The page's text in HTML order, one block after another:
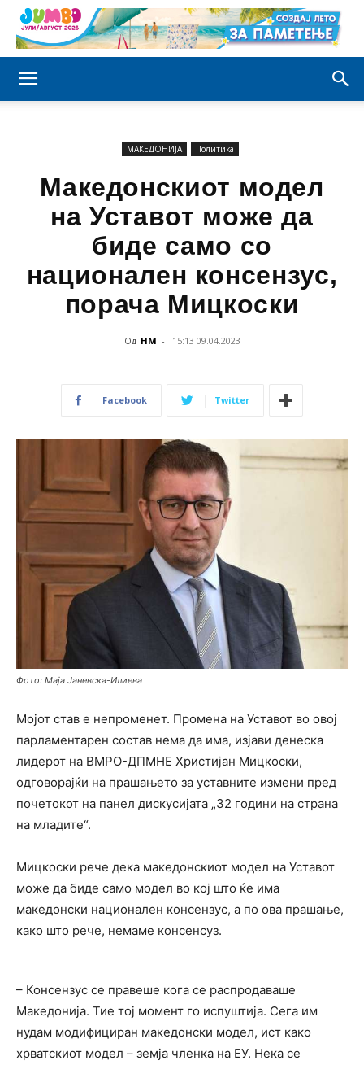
МАКЕДОНИЈА Политика
Македонскиот модел
на Уставот може да
биде само со
национален консензус,
порача Мицкоски
Од НМ - 15:13 09.04.2023
Facebook Twitter
Фото: Маја Јаневска-Илиева
Мојот став е непроменет. Промена на Уставот во овој
парламентарен состав нема да има, изјави денеска
лидерот на ВМРО-ДПМНЕ Христијан Мицкоски,
одговорајќи на прашањето за уставните измени пред
почетокот на панел дискусијата „32 години на страна
на младите“.
Мицкоски рече дека македонскиот модел на Уставот
може да биде само модел во кој што ќе има
македонски национален консензус, а по ова прашање,
како што рече, немаме консенсуз.
– Консензус се правеше кога се распродаваше
Македонија. Тие тој момент го испуштија. Сега им
нудам модифициран македонски модел, ист како
хрватскиот модел – земја членка на ЕУ. Нека се